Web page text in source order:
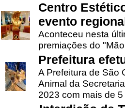
Centro
evento
Aconteceu nesta
premiações do
Prefeitura
A Prefeitura de São
Animal da
2023 com mais de 5